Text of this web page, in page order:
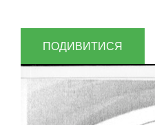
ПОДИВИТИСЯ